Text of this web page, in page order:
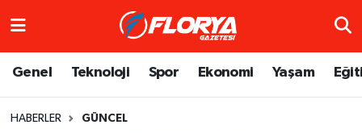
Genel Teknoloji Spor Ekonomi Yaşam
HABERLER GÜNCEL
Trafik Durumu